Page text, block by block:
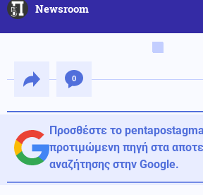
Newsroom
0
Προσθέστε το
προτιμώμενη πηγή στα
αναζήτησης στην Google.